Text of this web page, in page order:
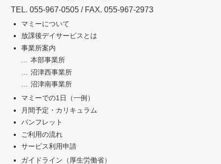
TEL.055-967-0505 / FAX. 055-967-2973
マミーについて
放課後デイサービスとは
事業所案内
本部事業所
沼津西事業所
沼津南事業所
マミーでの1日（一例）
月間予定・カリキュラム
パンフレット
ご利用の流れ
サービス利用申請
ガイドライン（厚生労働省）